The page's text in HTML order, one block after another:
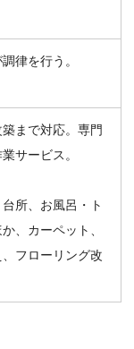
律を行う。
まで対応。専門
サービス。
所、お風呂・ト
、カーペット、
フローリング改